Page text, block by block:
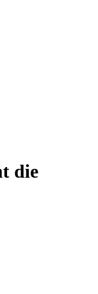
die